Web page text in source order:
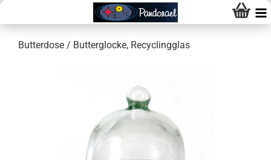
Butterdose / Butterglocke, Recyclingglas